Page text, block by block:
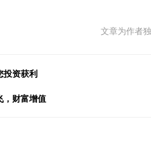
文章为作者
投资获利
，财富增值